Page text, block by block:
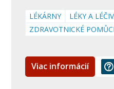
LÉKÁRNY
LÉKY A
ZDRAVOTNICKÉ
Viac informácií